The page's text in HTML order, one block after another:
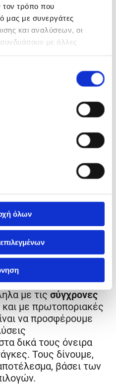
τρόπο που
μας με συνεργάτες
και αναλύσεων, οι
συνδυάσουν με άλλες
όλων
δυναμικά την
ζήλο σε κάθε project
αυτό που κάνουμε.
,
με τις σύγχρονες
και με πρωτοποριακές
να προσφέρουμε
δικά τους όνειρα
Τους δίνουμε,
βάσει των